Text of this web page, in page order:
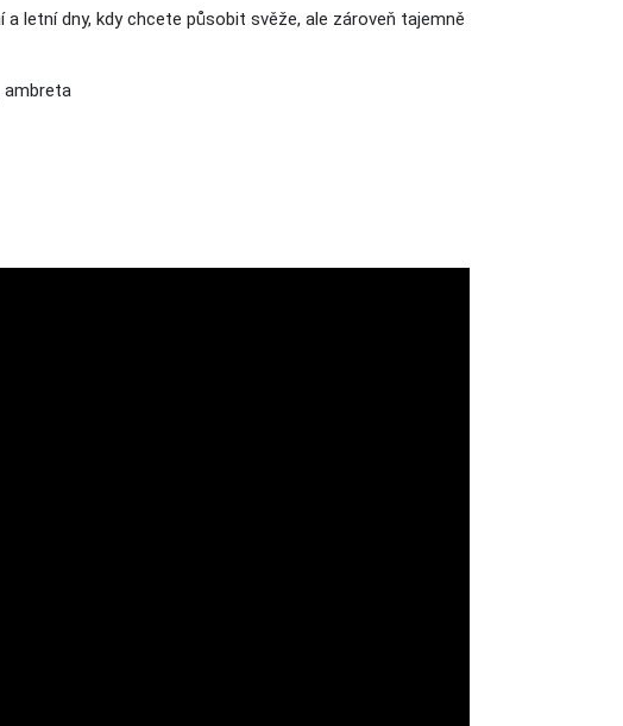
letní dny, kdy chcete působit svěže, ale zároveň tajemně
ambreta